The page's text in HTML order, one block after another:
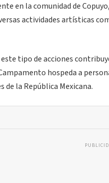
en la comunidad de
actividades artísticas
tipo de acciones
hospeda a
la República Mexicana.